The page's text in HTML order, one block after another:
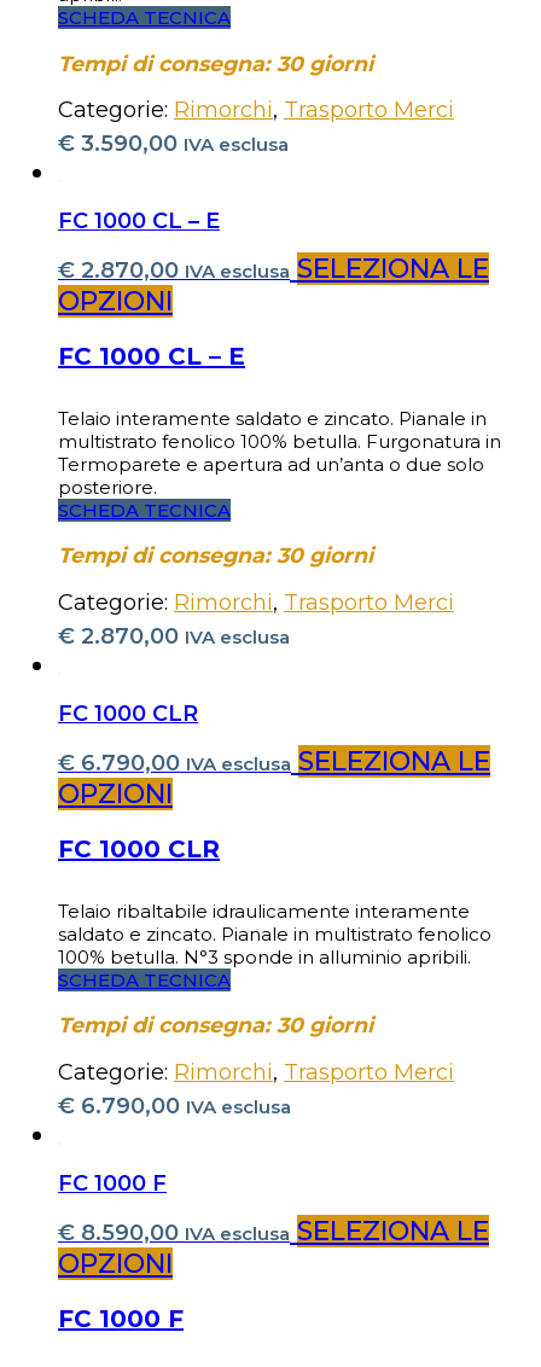
SCHEDA TECNICA
Tempi di consegna: 30 giorni
Categorie: Rimorchi, Trasporto Merci
€ 3.590,00 IVA esclusa
FC 1000 CL – E
€ 2.870,00 IVA esclusa SELEZIONA LE
OPZIONI
FC 1000 CL – E
Telaio interamente saldato e zincato. Pianale in
multistrato fenolico 100% betulla. Furgonatura in
Termoparete e apertura ad un’anta o due solo
posteriore.
SCHEDA TECNICA
Tempi di consegna: 30 giorni
Categorie: Rimorchi, Trasporto Merci
€ 2.870,00 IVA esclusa
FC 1000 CLR
€ 6.790,00 IVA esclusa SELEZIONA LE
OPZIONI
FC 1000 CLR
Telaio ribaltabile idraulicamente interamente
saldato e zincato. Pianale in multistrato fenolico
100% betulla. N°3 sponde in alluminio apribili.
SCHEDA TECNICA
Tempi di consegna: 30 giorni
Categorie: Rimorchi, Trasporto Merci
€ 6.790,00 IVA esclusa
FC 1000 F
€ 8.590,00 IVA esclusa SELEZIONA LE
OPZIONI
FC 1000 F